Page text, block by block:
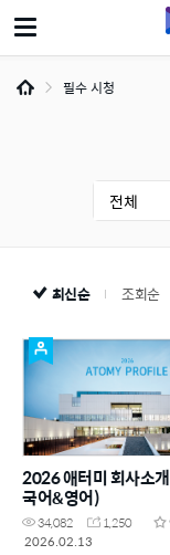
필수 시청
최신순 조회순
2026 애터미 회사소
국어&영어)
34,082 1,250
2026.02.13